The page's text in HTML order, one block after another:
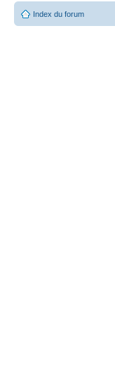
Index du forum